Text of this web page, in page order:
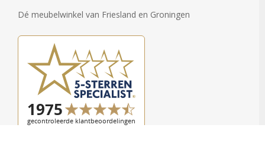
Dé meubelwinkel van Friesland en Groningen